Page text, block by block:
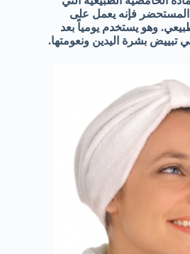
المستحضر فإنه يعمل على
وهو يستخدم يومياً بعد
بشرة اليدين ونعومتها.